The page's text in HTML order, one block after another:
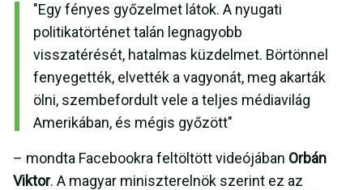
"Egy fényes győzelmet látok. A nyugati
politikatörténet talán legnagyobb
visszatérését, hatalmas küzdelmet. Börtönnel
fenyegették, elvették a vagyonát, meg akarták
ölni, szembefordult vele a teljes médiavilág
Amerikában, és mégis győzött"
– mondta Facebookra feltöltött videójában Orbán
Viktor. A magyar miniszterelnök szerint ez az